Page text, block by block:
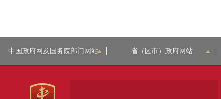
中国政府网及国务院部门网站 省（区市）政府网站